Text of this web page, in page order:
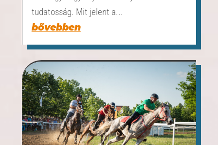
tudatosság. Mit jelent a...
bővebben